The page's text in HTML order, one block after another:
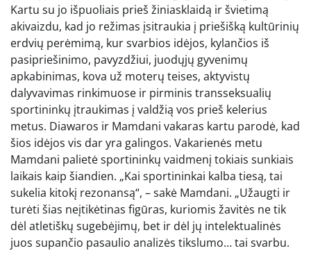
Kartu su jo išpuoliais prieš žiniasklaidą ir švietimą
akivaizdu, kad jo režimas įsitraukia į priešišką kultūrinių
erdvių perėmimą, kur svarbios idėjos, kylančios iš
pasipriešinimo, pavyzdžiui, juodųjų gyvenimų
apkabinimas, kova už moterų teises, aktyvistų
dalyvavimas rinkimuose ir pirminis transseksualių
sportininkų įtraukimas į valdžią vos prieš kelerius
metus. Diawaros ir Mamdani vakaras kartu parodė, kad
šios idėjos vis dar yra galingos. Vakarienės metu
Mamdani palietė sportininkų vaidmenį tokiais sunkiais
laikais kaip šiandien. „Kai sportininkai kalba tiesą, tai
sukelia kitokį rezonansą“, – sakė Mamdani. „Užaugti ir
turėti šias neįtikėtinas figūras, kuriomis žavitės ne tik
dėl atletiškų sugebėjimų, bet ir dėl jų intelektualinės
juos supančio pasaulio analizės tikslumo… tai svarbu.